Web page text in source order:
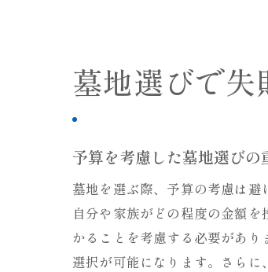
墓地選びで
予算を考慮した墓地選びの
墓地を選ぶ際、予算の考慮は
自分や家族がどの程度の金額
かることを考慮する必要があ
選択が可能になります。さら